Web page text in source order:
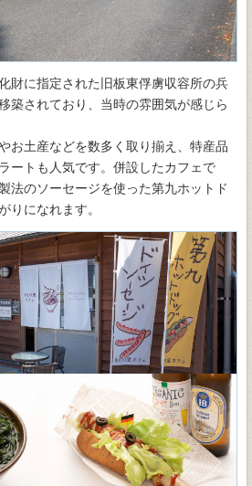
財に指定された旧板東俘虜収容所の兵
築されており、当時の雰囲気が感じら
お土産などを数多く取り揃え、特産品
ートも人気です。併設したカフェで
法のソーセージを使った第九ホットド
りになれます。